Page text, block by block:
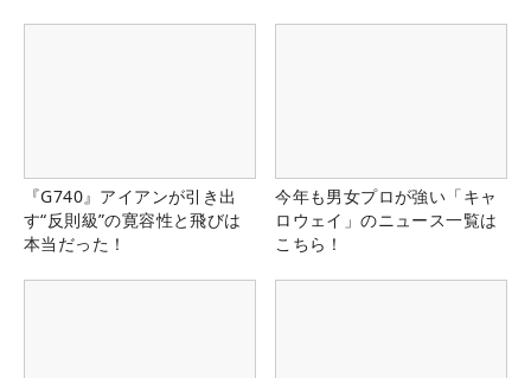
『G740』アイアンが引き出
す“反則級”の寛容性と飛びは
本当だった！
今年も男女プロが強い「キャ
ロウェイ」のニュース一覧は
こちら！